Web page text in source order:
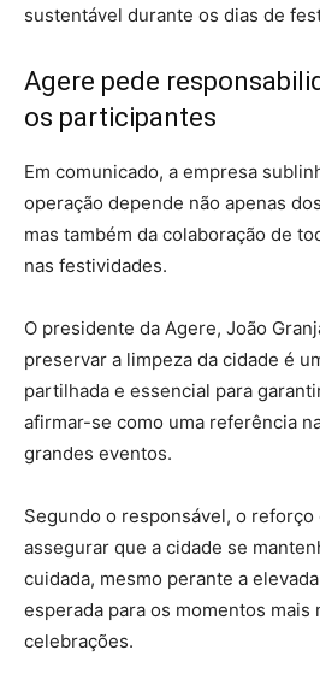
sustentável durante os dias de
Agere pede
os participantes
Em comunicado, a empresa
operação depende não apenas
mas também da colaboração de
nas festividades.
O presidente da Agere, João
preservar a limpeza da cidade é
partilhada e essencial para
afirmar-se como uma referência
grandes eventos.
Segundo o responsável, o
assegurar que a cidade se
cuidada, mesmo perante a
esperada para os momentos mais
celebrações.